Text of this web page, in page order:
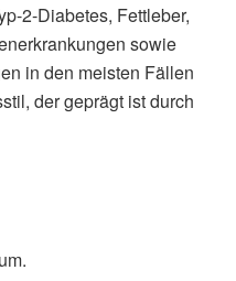
2-Diabetes, Fettleber,
sowie
in den meisten Fällen
der geprägt ist durch